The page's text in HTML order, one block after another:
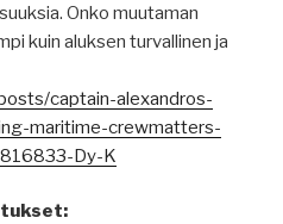
Onko muutaman
kuin aluksen turvallinen ja
captain-alexandros-
maritime-crewmatters-
Dy-K